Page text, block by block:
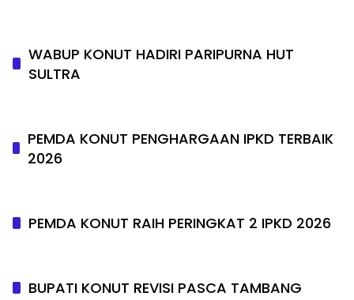
WABUP KONUT HADIRI PARIPURNA HUT
SULTRA
PEMDA KONUT PENGHARGAAN IPKD TERBAIK
2026
PEMDA KONUT RAIH PERINGKAT 2 IPKD 2026
BUPATI KONUT REVISI PASCA TAMBANG